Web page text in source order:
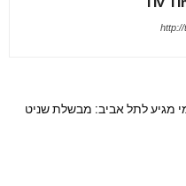
מגיע לתל אביב: מבשלת שניט